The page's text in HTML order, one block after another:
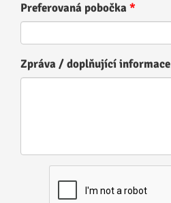
Preferovaná pobočka
Zpráva / doplňující informace